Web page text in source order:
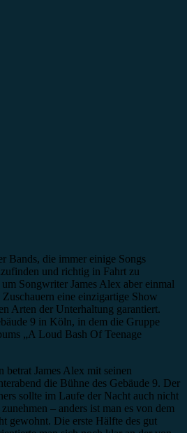
Bands, die immer einige Songs
und richtig in Fahrt zu
Songwriter James Alex aber einmal
eine einzigartige Show
Arten der Unterhaltung garantiert.
9 in Köln, in dem die Gruppe
„A Loud Bash Of Teenage
betrat James Alex mit seinen
die Bühne des Gebäude 9. Der
sollte im Laufe der Nacht auch nicht
– anders ist man es von dem
gewohnt. Die erste Hälfte des gut